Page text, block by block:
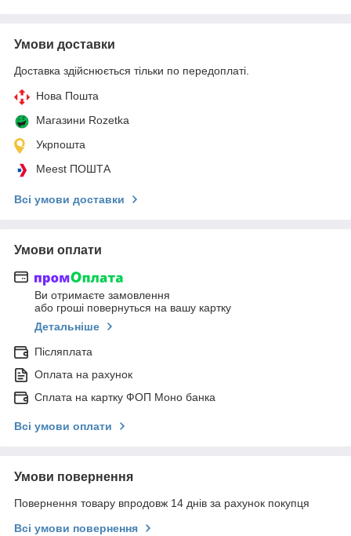
Умови доставки
Доставка здійснюється тільки по передоплаті.
Нова Пошта
Магазини Rozetka
Укрпошта
Meest ПОШТА
Всі умови доставки
Умови оплати
Ви отримаєте замовлення
або гроші повернуться на вашу картку
Детальніше
Післяплата
Оплата на рахунок
Сплата на картку ФОП Моно банка
Всі умови оплати
Умови повернення
Повернення товару впродовж 14 днів за рахунок покупця
Всі умови повернення